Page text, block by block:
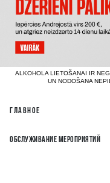
ALKOHOLA LIETOŠANAI IR
UN NODOŠANA
ГЛАВНОЕ
ОБСЛУЖИВАНИЕ МЕРОПРИЯТИЙ